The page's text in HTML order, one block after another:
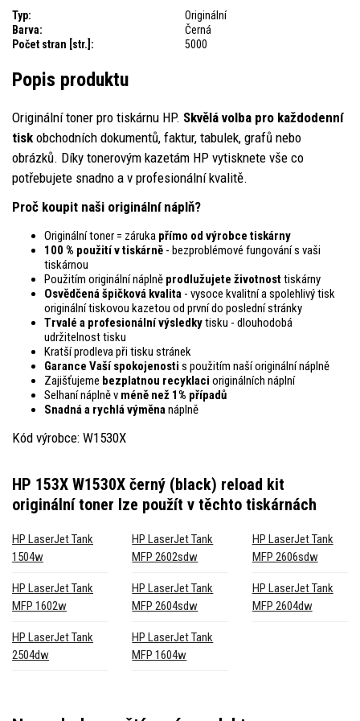
Typ:
Originální
Barva:
Černá
Počet stran [str.]:
5000
Popis produktu
Originální toner pro tiskárnu HP. Skvělá volba pro každodenní
tisk obchodních dokumentů, faktur, tabulek, grafů nebo
obrázků. Díky tonerovým kazetám HP vytisknete vše co
potřebujete snadno a v profesionální kvalitě.
Proč koupit naši originální náplň?
Originální toner = záruka přímo od výrobce tiskárny
100 % použití v tiskárně - bezproblémové fungování s vaši
tiskárnou
Použitím originální náplně prodlužujete životnosttiskárny
Osvědčená špičková kvalita - vysoce kvalitní a spolehlivý tisk
originální tiskovou kazetou od první do poslední stránky
Trvalé a profesionální výsledkytisku - dlouhodobá
udržitelnost tisku
Kratší prodleva při tisku stránek
Garance Vaší spokojenosti s použitím naší originální náplně
Zajišťujeme bezplatnou recyklaci originálních náplní
Selhaní náplně v méně než 1% případů
Snadná a rychlá výměnanáplně
Kód výrobce: W1530X
HP 153X W1530X černý (black) reload kit
originální toner lze použít v těchto tiskárnách
HP LaserJet Tank
1504w
HP LaserJet Tank
MFP 2602sdw
HP LaserJet Tank
MFP 2606sdw
HP LaserJet Tank
MFP 1602w
HP LaserJet Tank
MFP 2604sdw
HP LaserJet Tank
MFP 2604dw
HP LaserJet Tank
2504dw
HP LaserJet Tank
MFP 1604w